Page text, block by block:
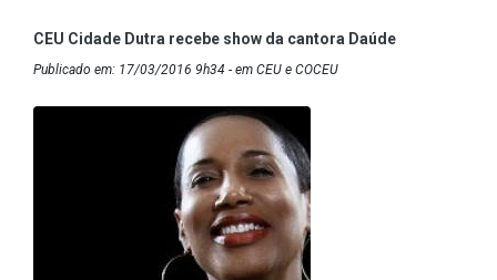
CEU Cidade Dutra recebe show da cantora Daúde
Publicado em: 17/03/2016 9h34 - em CEU e COCEU